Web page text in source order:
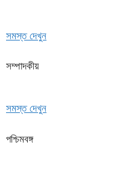
সমস্ত দেখুন
সম্পাদকীয়
সমস্ত দেখুন
পশ্চিমবঙ্গ